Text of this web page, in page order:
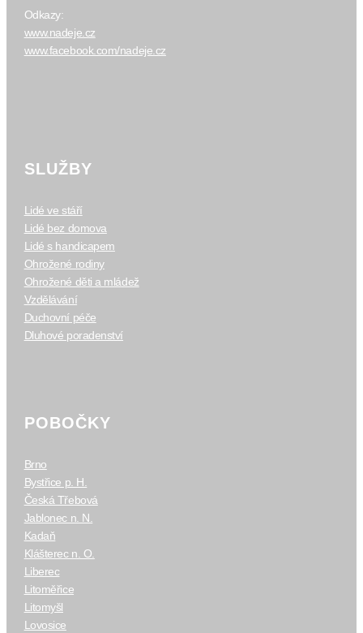
Odkazy:
www.nadeje.cz
www.facebook.com/nadeje.cz
SLUŽBY
Lidé ve stáří
Lidé bez domova
Lidé s handicapem
Ohrožené rodiny
Ohrožené děti a mládež
Vzdělávání
Duchovní péče
Dluhové poradenství
POBOČKY
Brno
Bystřice p. H.
Česká Třebová
Jablonec n. N.
Kadaň
Klášterec n. O.
Liberec
Litoměřice
Litomyšl
Lovosice